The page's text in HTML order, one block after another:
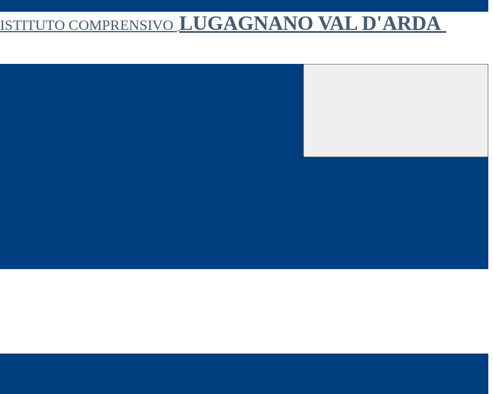
ISTITUTO COMPRENSIVO LUGAGNANO VAL D'ARDA